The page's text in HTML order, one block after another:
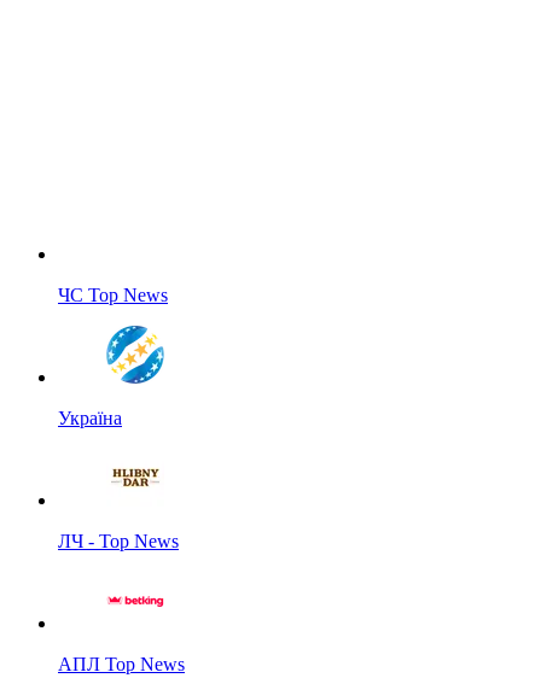
ЧС Top News
Україна
ЛЧ - Top News
АПЛ Top News